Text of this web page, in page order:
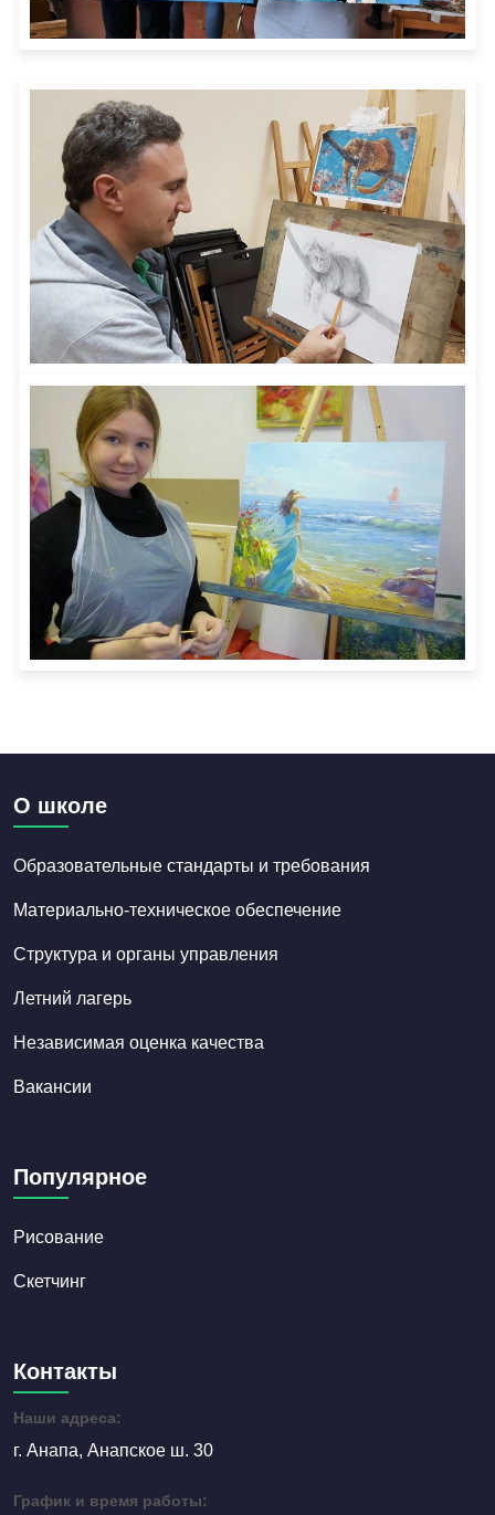
О школе
Образовательные стандарты и требования
Материально-техническое обеспечение
Структура и органы управления
Летний лагерь
Независимая оценка качества
Вакансии
Популярное
Рисование
Скетчинг
Контакты
Наши адреса:
г. Анапа, Анапское ш. 30
График и время работы: